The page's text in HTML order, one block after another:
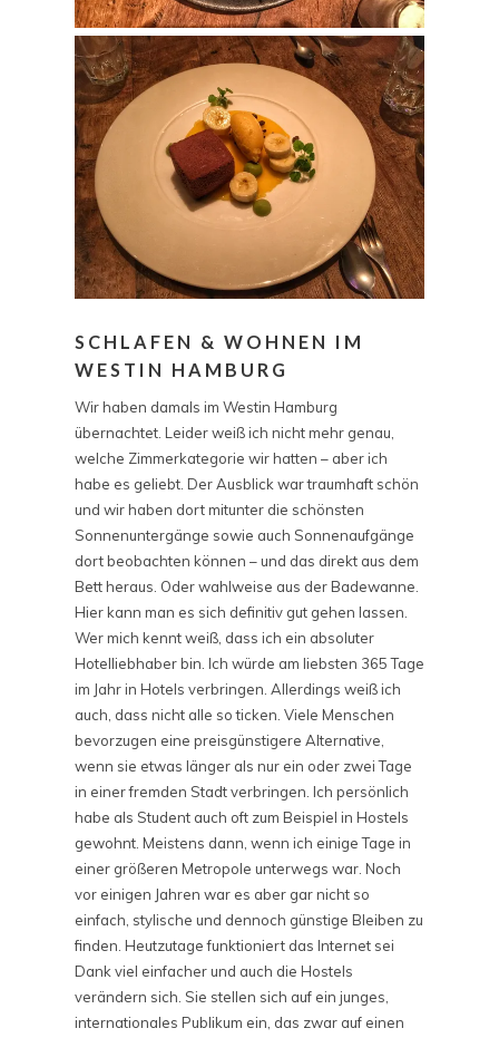
SCHLAFEN & WOHNEN IM
WESTIN HAMBURG
Wir haben damals im Westin Hamburg
übernachtet. Leider weiß ich nicht mehr genau,
welche Zimmerkategorie wir hatten – aber ich
habe es geliebt. Der Ausblick war traumhaft schön
und wir haben dort mitunter die schönsten
Sonnenuntergänge sowie auch Sonnenaufgänge
dort beobachten können – und das direkt aus dem
Bett heraus. Oder wahlweise aus der Badewanne.
Hier kann man es sich definitiv gut gehen lassen.
Wer mich kennt weiß, dass ich ein absoluter
Hotelliebhaber bin. Ich würde am liebsten 365 Tage
im Jahr in Hotels verbringen. Allerdings weiß ich
auch, dass nicht alle so ticken. Viele Menschen
bevorzugen eine preisgünstigere Alternative,
wenn sie etwas länger als nur ein oder zwei Tage
in einer fremden Stadt verbringen. Ich persönlich
habe als Student auch oft zum Beispiel in Hostels
gewohnt. Meistens dann, wenn ich einige Tage in
einer größeren Metropole unterwegs war. Noch
vor einigen Jahren war es aber gar nicht so
einfach, stylische und dennoch günstige Bleiben zu
finden. Heutzutage funktioniert das Internet sei
Dank viel einfacher und auch die Hostels
verändern sich. Sie stellen sich auf ein junges,
internationales Publikum ein, das zwar auf einen